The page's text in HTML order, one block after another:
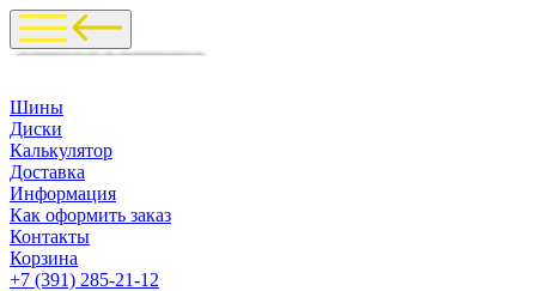
Шины
Диски
Калькулятор
Доставка
Информация
Как оформить заказ
Контакты
Корзина
+7 (391) 285-21-12